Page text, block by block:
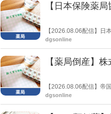
【日本保険薬
【2026.08.06配信】日
関する要望書」を厚生
dgsonline
【薬局倒産】
【2026.08.06配信】帝
止し、自己破産申請の準
dgsonline